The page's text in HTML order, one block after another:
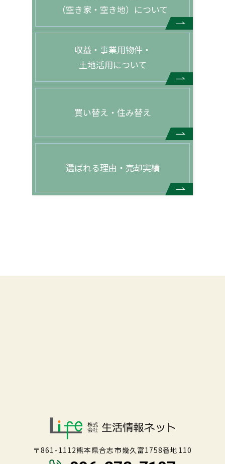
（空き家・空き地）について
収益・事業用物件・
土地活用について
買い替え・住み替え
選ばれる理由・売却実績
〒861-1112熊本県合志市幾久富1758番地110